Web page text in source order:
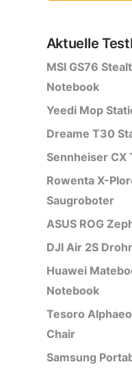
Aktuelle
MSI GS76
Notebook
Yeedi Mop
Dreame T30
Sennheiser CX
Rowenta X-
Saugroboter
ASUS ROG
DJI Air 2S
Huawei
Notebook
Tesoro
Chair
Samsung